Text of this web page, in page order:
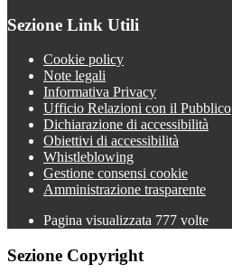
Sezione Link Utili
Cookie policy
Note legali
Informativa Privacy
Ufficio Relazioni con il Pubblico
Dichiarazione di accessibilità
Obiettivi di accessibilità
Whistleblowing
Gestione consensi cookie
Amministrazione trasparente
Pagina visualizzata 777 volte
Sezione Copyright